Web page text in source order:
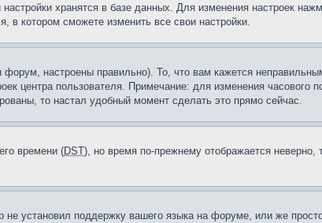
хранятся в базе данных. Для изменения настроек
в котором сможете изменить все свои настройки.
настроены правильно). То, что вам кажется
центра пользователя. Примечание: для изменения часового
то настал удобный момент сделать это прямо сейчас.
времени (DST), но время по-прежнему отображается неверно,
не установил поддержку вашего языка на форуме, или же